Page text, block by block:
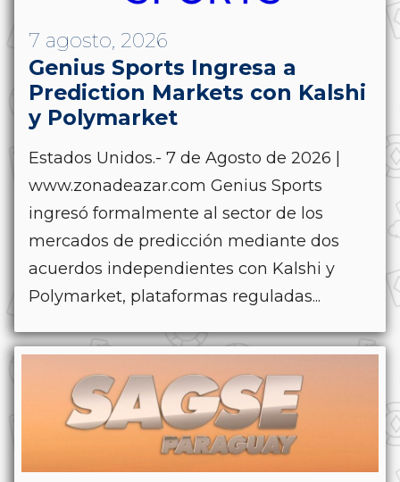
7 agosto, 2026
Genius Sports Ingresa a
Prediction Markets con Kalshi
y Polymarket
Estados Unidos.- 7 de Agosto de 2026 |
www.zonadeazar.com Genius Sports
ingresó formalmente al sector de los
mercados de predicción mediante dos
acuerdos independientes con Kalshi y
Polymarket, plataformas reguladas...